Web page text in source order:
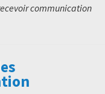
communication